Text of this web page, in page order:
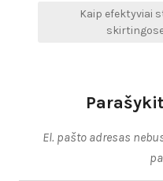
Kaip efektyviai
El. pašto adresas